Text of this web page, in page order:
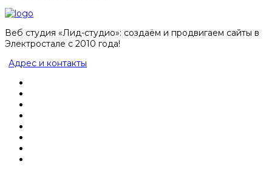
Веб студия «Лид-студио»: создаём и продвигаем сайты в
Электростале с 2010 года!
Адрес и контакты